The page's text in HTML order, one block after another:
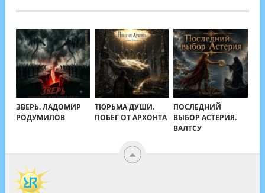
ЗВЕРЬ. ЛАДОМИР
РОДУМИЛОВ
ТЮРЬМА ДУШИ.
ПОБЕГ ОТ АРХОНТА
ПОСЛЕДНИЙ
ВЫБОР АСТЕРИЯ.
ВАЛТСУ